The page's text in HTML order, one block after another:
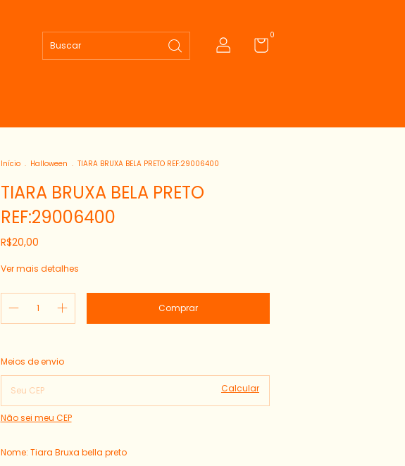
0
Início . Halloween . TIARA BRUXA BELA PRETO REF:29006400
TIARA BRUXA BELA PRETO
REF:29006400
R$20,00
Ver mais detalhes
Entregas para o CEP:
Meios de envio
Calcular
Não sei meu CEP
Nome: Tiara Bruxa bella preto